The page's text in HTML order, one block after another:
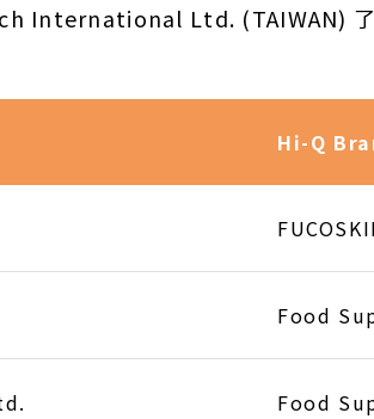
International Ltd. (TAIWAN)
Hi-Q
Food
Food